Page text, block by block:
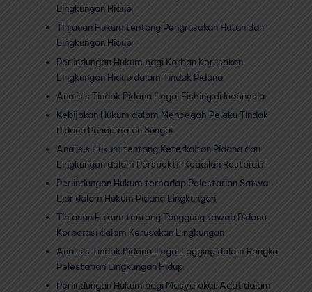
Lingkungan Hidup
Tinjauan Hukum tentang Pengrusakan Hutan dan
Lingkungan Hidup
Perlindungan Hukum bagi Korban Kerusakan
Lingkungan Hidup dalam Tindak Pidana
Analisis Tindak Pidana Illegal Fishing di Indonesia
Kebijakan Hukum dalam Mencegah Pelaku Tindak
Pidana Pencemaran Sungai
Analisis Hukum tentang Keterkaitan Pidana dan
Lingkungan dalam Perspektif Keadilan Restoratif
Perlindungan Hukum terhadap Pelestarian Satwa
Liar dalam Hukum Pidana Lingkungan
Tinjauan Hukum tentang Tanggung Jawab Pidana
Korporasi dalam Kerusakan Lingkungan
Analisis Tindak Pidana Illegal Logging dalam Rangka
Pelestarian Lingkungan Hidup
Perlindungan Hukum bagi Masyarakat Adat dalam